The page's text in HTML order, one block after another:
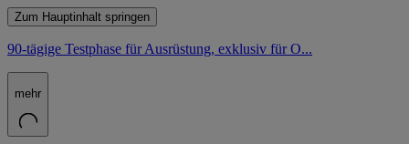
Zum Hauptinhalt springen
90-tägige Testphase für Ausrüstung, exklusiv für O...
mehr